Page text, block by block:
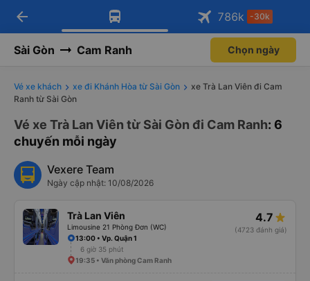
Tải app Vexere ngay!
Nhận ưu đãi thành viên độc
Mở app
Tải app Vexere
-30k/ghế khi đặt vé máy bay qua
Mở app
arrow_back 786k -30k
Sài Gòn Cam Ranh Chọn ngày
Vé xe khách xe đi Khánh Hòa từ Sài Gòn
xe Trà Lan Viên đi Cam
Ranh từ Sài Gòn
Vé xe Trà Lan Viên từ Sài Gòn đi Cam Ranh: 6
chuyến mỗi ngày
Vexere Team
Ngày cập nhật: 10/08/2026
Trà Lan Viên
Limousine 21 Phòng Đơn (WC)
4.7
(4723 đánh giá)
13:00 • Vp. Quận 1
6 giờ 35 phút
19:35 • Văn phòng Cam Ranh